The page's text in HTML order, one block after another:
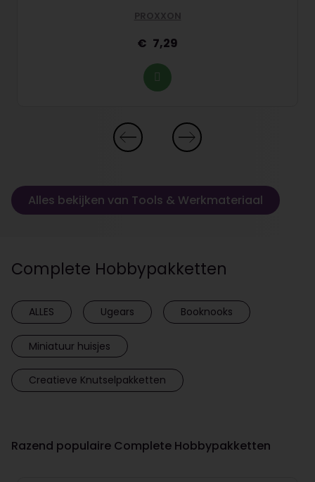
PROXXON
7,29
Alles bekijken van Tools & Werkmateriaal
Complete Hobbypakketten
ALLES Ugears Booknooks
Miniatuur huisjes
Creatieve Knutselpakketten
Razend populaire Complete Hobbypakketten